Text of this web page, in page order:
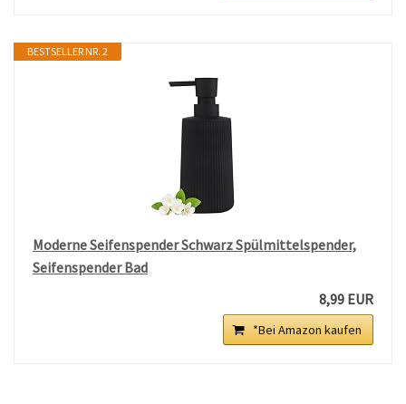
BESTSELLER NR. 2
Moderne Seifenspender Schwarz Spülmittelspender,
Seifenspender Bad
8,99 EUR
*Bei Amazon kaufen